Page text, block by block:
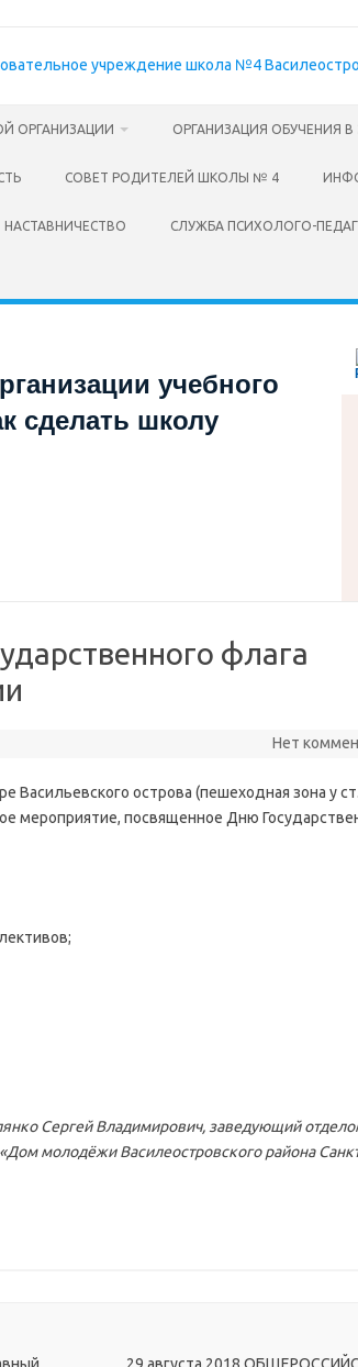
ОРГАНИЗАЦИИ ОРГАНИЗАЦИЯ ОБУЧЕНИЯ В
СОВЕТ РОДИТЕЛЕЙ ШКОЛЫ № 4
НАСТАВНИЧЕСТВО СЛУЖБА ПСИХОЛОГО-
учебного
сделать школу
флага
Нет
Васильевского острова (пешеходная зона у
мероприятие, посвященное Дню
Сергей Владимирович, заведующий
молодёжи Василеостровского района